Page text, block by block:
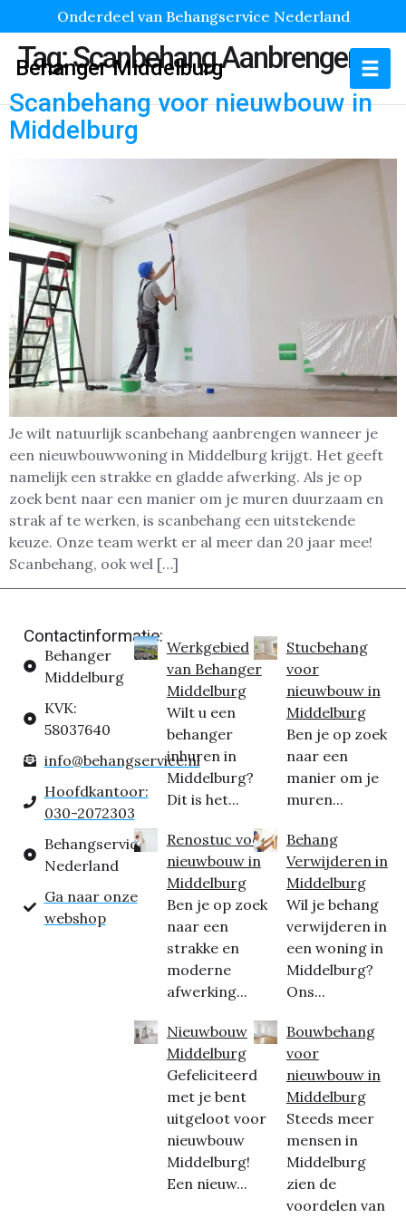
Onderdeel van Behangservice Nederland
Behanger Middelburg
Tag:Scanbehang Aanbrengen
Scanbehang voor nieuwbouw in
Middelburg
Je wilt natuurlijk scanbehang aanbrengen wanneer je
een nieuwbouwwoning in Middelburg krijgt. Het geeft
namelijk een strakke en gladde afwerking. Als je op
zoek bent naar een manier om je muren duurzaam en
strak af te werken, is scanbehang een uitstekende
keuze. Onze team werkt er al meer dan 20 jaar mee!
Scanbehang, ook wel […]
Contactinformatie:
Behanger
Middelburg
KVK:
58037640
info@behangservice.nl
Hoofdkantoor:
030-2072303
Behangservice
Nederland
Ga naar onze
webshop
Werkgebied
van Behanger
Middelburg
Wilt u een
behanger
inhuren in
Middelburg?
Dit is het...
Renostuc voor
nieuwbouw in
Middelburg
Ben je op zoek
naar een
strakke en
moderne
afwerking...
Nieuwbouw
Middelburg
Gefeliciteerd
met je bent
uitgeloot voor
nieuwbouw
Middelburg!
Een nieuw...
Stucbehang
voor
nieuwbouw in
Middelburg
Ben je op zoek
naar een
manier om je
muren...
Behang
Verwijderen in
Middelburg
Wil je behang
verwijderen in
een woning in
Middelburg?
Ons...
Bouwbehang
voor
nieuwbouw in
Middelburg
Steeds meer
mensen in
Middelburg
zien de
voordelen van